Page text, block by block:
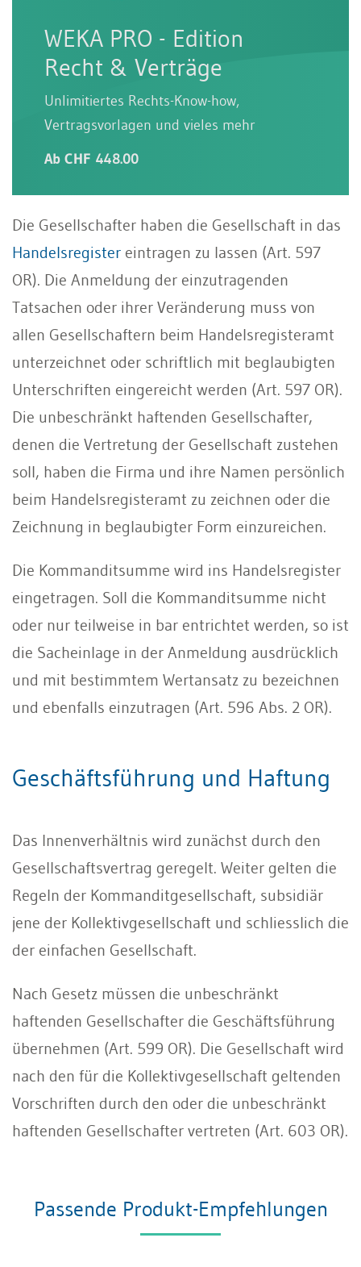
WEKA PRO - Edition
Recht & Verträge
Unlimitiertes Rechts-Know-how,
Vertragsvorlagen und vieles mehr
Ab CHF 448.00
Die Gesellschafter haben die Gesellschaft in das
Handelsregister eintragen zu lassen (Art. 597
OR). Die Anmeldung der einzutragenden
Tatsachen oder ihrer Veränderung muss von
allen Gesellschaftern beim Handelsregisteramt
unterzeichnet oder schriftlich mit beglaubigten
Unterschriften eingereicht werden (Art. 597 OR).
Die unbeschränkt haftenden Gesellschafter,
denen die Vertretung der Gesellschaft zustehen
soll, haben die Firma und ihre Namen persönlich
beim Handelsregisteramt zu zeichnen oder die
Zeichnung in beglaubigter Form einzureichen.
Die Kommanditsumme wird ins Handelsregister
eingetragen. Soll die Kommanditsumme nicht
oder nur teilweise in bar entrichtet werden, so ist
die Sacheinlage in der Anmeldung ausdrücklich
und mit bestimmtem Wertansatz zu bezeichnen
und ebenfalls einzutragen (Art. 596 Abs. 2 OR).
Geschäftsführung und Haftung
Das Innenverhältnis wird zunächst durch den
Gesellschaftsvertrag geregelt. Weiter gelten die
Regeln der Kommanditgesellschaft, subsidiär
jene der Kollektivgesellschaft und schliesslich die
der einfachen Gesellschaft.
Nach Gesetz müssen die unbeschränkt
haftenden Gesellschafter die Geschäftsführung
übernehmen (Art. 599 OR). Die Gesellschaft wird
nach den für die Kollektivgesellschaft geltenden
Vorschriften durch den oder die unbeschränkt
haftenden Gesellschafter vertreten (Art. 603 OR).
Passende Produkt-Empfehlungen